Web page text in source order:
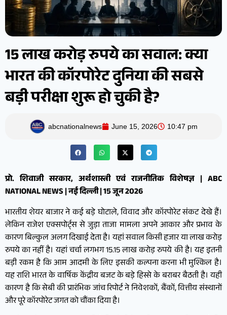
15 लाख करोड़ रुपये का सवाल: क्या
भारत की कॉरपोरेट दुनिया की सबसे
बड़ी परीक्षा शुरू हो चुकी है?
abcnationalnews June 15, 2026 10:47 pm
प्रो. शिवाजी सरकार, अर्थशास्त्री एवं राजनीतिक विशेषज्ञ | ABC
NATIONAL NEWS | नई दिल्ली | 15 जून 2026
भारतीय शेयर बाजार ने कई बड़े घोटाले, विवाद और कॉरपोरेट संकट देखे हैं।
लेकिन राजेश एक्सपोर्ट्स से जुड़ा ताजा मामला अपने आकार और प्रभाव के
कारण बिल्कुल अलग दिखाई देता है। यहां सवाल किसी हजार या लाख करोड़
रुपये का नहीं है। यहां चर्चा लगभग 15.15 लाख करोड़ रुपये की है। यह इतनी
बड़ी रकम है कि आम आदमी के लिए इसकी कल्पना करना भी मुश्किल है।
यह राशि भारत के वार्षिक केंद्रीय बजट के बड़े हिस्से के बराबर बैठती है। यही
कारण है कि सेबी की प्रारंभिक जांच रिपोर्ट ने निवेशकों, बैंकों, वित्तीय संस्थानों
और पूरे कॉरपोरेट जगत को चौंका दिया है।